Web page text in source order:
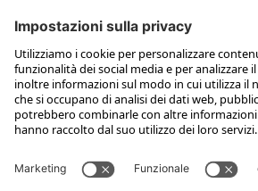
*Prezzo consigliato non vincolante, incl. IVA